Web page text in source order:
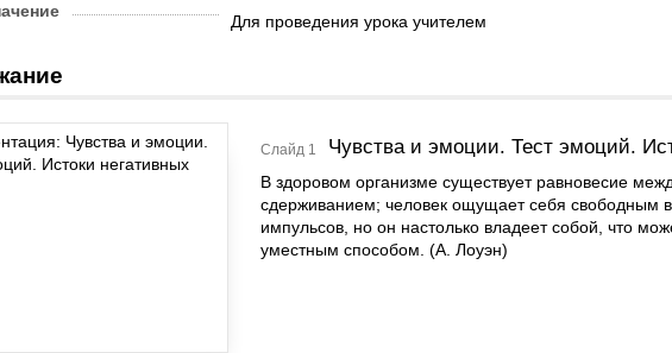
Для проведения урока учителем
Слайд 1 Чувства и эмоции. Тест эмоций.
В здоровом организме существует равновесие
сдерживанием; человек ощущает себя свободным
импульсов, но он настолько владеет собой, что
уместным способом. (А. Лоуэн)